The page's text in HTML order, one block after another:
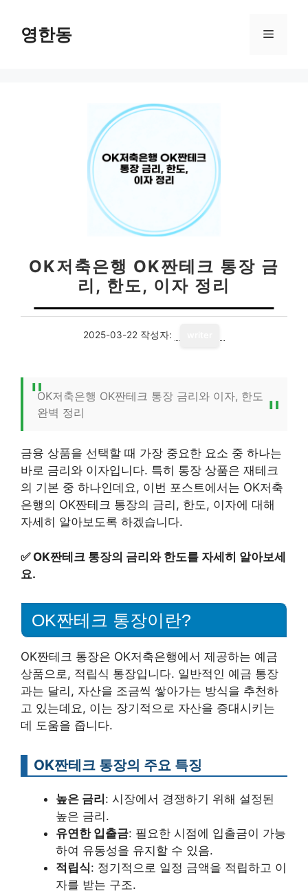
영한동 메
OK저축은행 OK짠테크 통장 금
리, 한도, 이자 정리
2025-03-22 작성자:
OK저축은행 OK짠테크 통장 금리와 이자, 한도
완벽 정리
금융 상품을 선택할 때 가장 중요한 요소 중 하나는
바로 금리와 이자입니다. 특히 통장 상품은 재테크
의 기본 중 하나인데요, 이번 포스트에서는 OK저축
은행의 OK짠테크 통장의 금리, 한도, 이자에 대해
자세히 알아보도록 하겠습니다.
✅ OK짠테크 통장의 금리와 한도를 자세히 알아보세
요.
OK짠테크 통장이란?
OK짠테크 통장은 OK저축은행에서 제공하는 예금
상품으로, 적립식 통장입니다. 일반적인 예금 통장
과는 달리, 자산을 조금씩 쌓아가는 방식을 추천하
고 있는데요, 이는 장기적으로 자산을 증대시키는
데 도움을 줍니다.
OK짠테크 통장의 주요 특징
높은 금리 : 시장에서 경쟁하기 위해 설정된
높은 금리.
유연한 입출금: 필요한 시점에 입출금이 가능
하여 유동성을 유지할 수 있음.
적립식: 정기적으로 일정 금액을 적립하고 이
자를 받는 구조.